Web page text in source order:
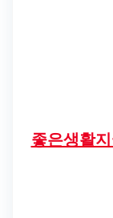
좋은생활